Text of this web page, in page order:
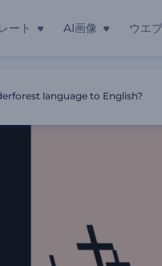
ート AI画像 ウエ
language to English?